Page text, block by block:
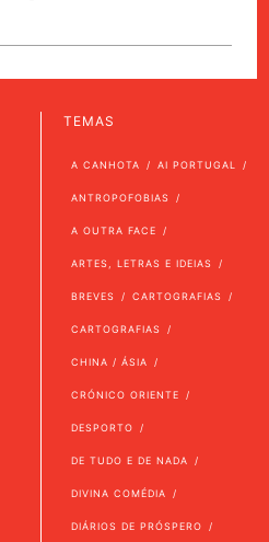
TEMAS
A CANHOTA AI PORTUGAL
ANTROPOFOBIAS
A OUTRA FACE
ARTES, LETRAS E IDEIAS
BREVES CARTOGRAFIAS
CARTOGRAFIAS
CHINA / ÁSIA
CRÓNICO ORIENTE
DESPORTO
DE TUDO E DE NADA
DIVINA COMÉDIA
DIÁRIOS DE PRÓSPERO